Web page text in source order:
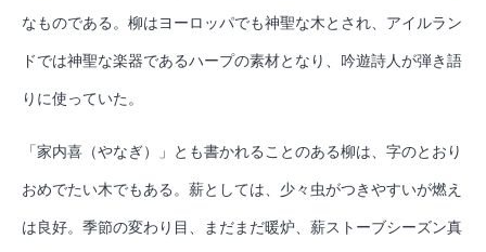
なものである。柳はヨーロッパでも神聖な木とされ、アイルラン
ドでは神聖な楽器であるハープの素材となり、吟遊詩人が弾き語
りに使っていた。
「家内喜（やなぎ）」とも書かれることのある柳は、字のとおり
おめでたい木でもある。薪としては、少々虫がつきやすいが燃え
は良好。季節の変わり目、まだまだ暖炉、薪ストーブシーズン真